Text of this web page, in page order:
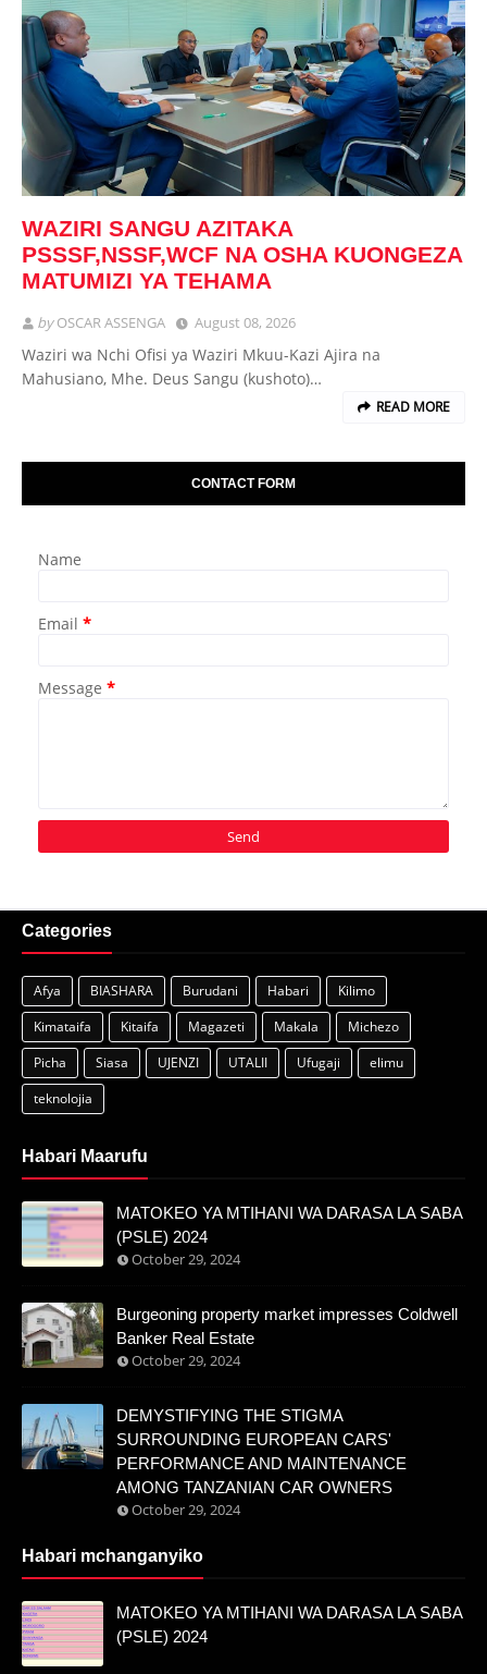
WAZIRI SANGU AZITAKA
PSSSF,NSSF,WCF NA OSHA KUONGEZA
MATUMIZI YA TEHAMA
byOSCAR ASSENGA August 08, 2026
Waziri wa Nchi Ofisi ya Waziri Mkuu-Kazi Ajira na
Mahusiano, Mhe. Deus Sangu (kushoto)…
READ MORE
CONTACT FORM
Name
Email *
Message *
Categories
Afya BIASHARA Burudani Habari
Kilimo
Kimataifa
Kitaifa Magazeti Makala
Michezo
Picha
Siasa UJENZI UTALII Ufugaji
elimu
teknolojia
Habari Maarufu
MATOKEO YA MTIHANI WA DARASA LA SABA
(PSLE) 2024
October 29, 2024
Burgeoning property market impresses Coldwell
Banker Real Estate
October 29, 2024
DEMYSTIFYING THE STIGMA
SURROUNDING EUROPEAN CARS'
PERFORMANCE AND MAINTENANCE
AMONG TANZANIAN CAR OWNERS
October 29, 2024
Habari mchanganyiko
MATOKEO YA MTIHANI WA DARASA LA SABA
(PSLE) 2024